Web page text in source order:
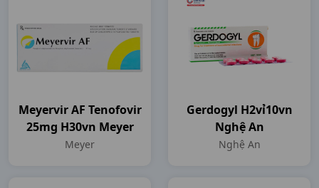
Meyervir AF Tenofovir
25mg H30vn Meyer
Meyer
Gerdogyl H2vỉ10vn
Nghệ An
Nghệ An